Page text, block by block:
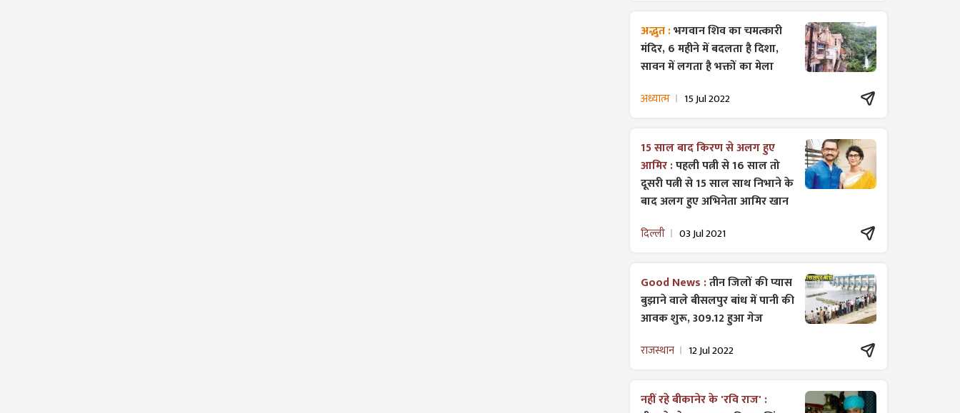
अद्भुत :भगवान शिव का चमत्कारी
मंदिर, 6 महीने में बदलता है दिशा,
सावन में लगता है भक्तों का मेला
अध्यात्म 15 Jul 2022
15 साल बाद किरण से अलग हुए
आमिर :पहली पत्नी से 16 साल तो
दूसरी पत्नी से 15 साल साथ निभाने के
बाद अलग हुए अभिनेता आमिर खान
दिल्ली 03 Jul 2021
Good News :तीन जिलों की प्यास
बुझाने वाले बीसलपुर बांध में पानी की
आवक शुरू, 309.12 हुआ गेज
राजस्थान 12 Jul 2022
नहीं रहे बीकानेर के 'रवि राज' :